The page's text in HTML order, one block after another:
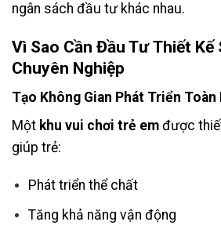
ngân sách đầu tư khác nhau.
Vì Sao Cần Đầu TưThiết Kế
Chuyên Nghiệp
Tạo Không Gian Phát Triển Toàn
Một khu vui chơi trẻ em được
giúp trẻ:
Phát triển thể chất
Tăng khả năng vận động